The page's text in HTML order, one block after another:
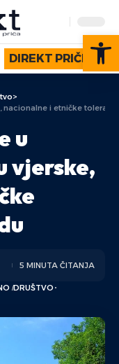
DIREKT PRIČE
>
i etničke
u
vjerske,
DRUŠTVO
5 MINUTA ČITANJA